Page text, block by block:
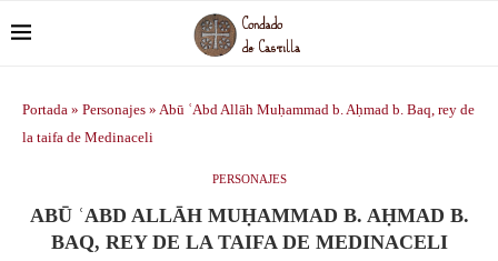
Portada » Personajes » Abū ʿAbd Allāh Muḥammad b. Aḥmad b. Baq, rey de
la taifa de Medinaceli
PERSONAJES
ABŪ ʿABD ALLĀH MUḤAMMAD B. AḤMAD B.
BAQ, REY DE LA TAIFA DE MEDINACELI